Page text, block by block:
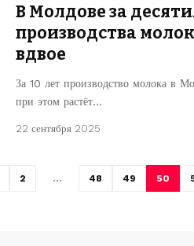
В Молдове за
производства
вдвое
За 10 лет производство молока в
при этом растёт…
22 сентября 2025
2 … 48 49 50